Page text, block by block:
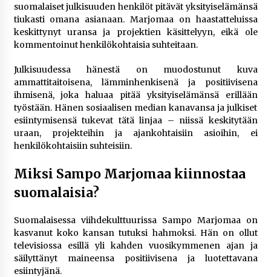
suomalaiset julkisuuden henkilöt pitävät yksityiselämänsä
tiukasti omana asianaan. Marjomaa on haastatteluissa
keskittynyt uransa ja projektien käsittelyyn, eikä ole
kommentoinut henkilökohtaisia suhteitaan.
Julkisuudessa hänestä on muodostunut kuva
ammattitaitoisena, lämminhenkisenä ja positiivisena
ihmisenä, joka haluaa pitää yksityiselämänsä erillään
työstään. Hänen sosiaalisen median kanavansa ja julkiset
esiintymisensä tukevat tätä linjaa – niissä keskitytään
uraan, projekteihin ja ajankohtaisiin asioihin, ei
henkilökohtaisiin suhteisiin.
Miksi Sampo Marjomaa kiinnostaa
suomalaisia?
Suomalaisessa viihdekulttuurissa Sampo Marjomaa on
kasvanut koko kansan tutuksi hahmoksi. Hän on ollut
televisiossa esillä yli kahden vuosikymmenen ajan ja
säilyttänyt maineensa positiivisena ja luotettavana
esiintyjänä.